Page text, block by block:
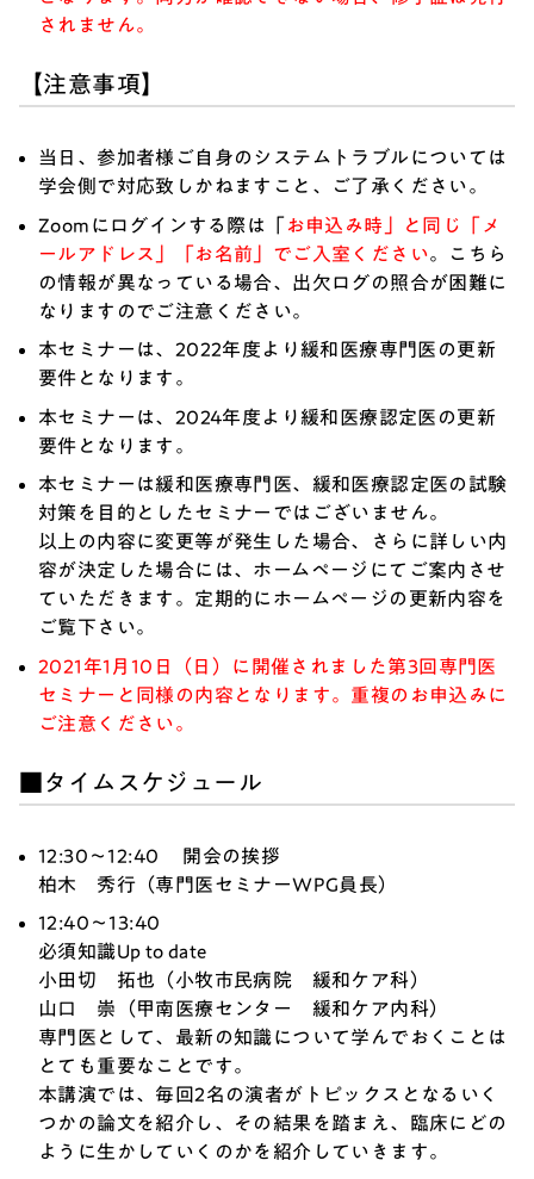
されません。
【注意事項】
当日、参加者様ご自身のシステムトラブルについては
学会側で対応致しかねますこと、ご了承ください。
Zoomにログインする際は「お申込み時」と同じ「メ
ールアドレス」「お名前」でご入室ください。こちら
の情報が異なっている場合、出欠ログの照合が困難に
なりますのでご注意ください。
本セミナーは、2022年度より緩和医療専門医の更新
要件となります。
本セミナーは、2024年度より緩和医療認定医の更新
要件となります。
本セミナーは緩和医療専門医、緩和医療認定医の試験
対策を目的としたセミナーではございません。
以上の内容に変更等が発生した場合、さらに詳しい内
容が決定した場合には、ホームページにてご案内させ
ていただきます。定期的にホームページの更新内容を
ご覧下さい。
2021年1月10日（日）に開催されました第3回専門医
セミナーと同様の内容となります。重複のお申込みに
ご注意ください。
■タイムスケジュール
12:30～12:40 開会の挨拶
柏木 秀行（専門医セミナーWPG員長）
12:40～13:40
必須知識Up to date
小田切 拓也（小牧市民病院 緩和ケア科）
山口 崇（甲南医療センター 緩和ケア内科）
専門医として、最新の知識について学んでおくことは
とても重要なことです。
本講演では、毎回2名の演者がトピックスとなるいく
つかの論文を紹介し、その結果を踏まえ、臨床にどの
ように生かしていくのかを紹介していきます。